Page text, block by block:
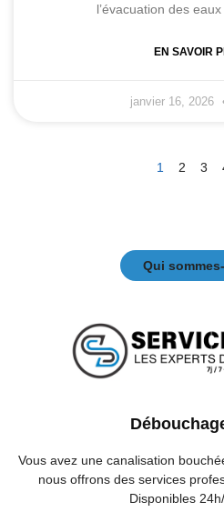
l’évacuation des
EN SAVOIR
janvier 16, 2026
1 2 3
Qui
Vous avez une canalisation
nous offrons des services
Disponibles